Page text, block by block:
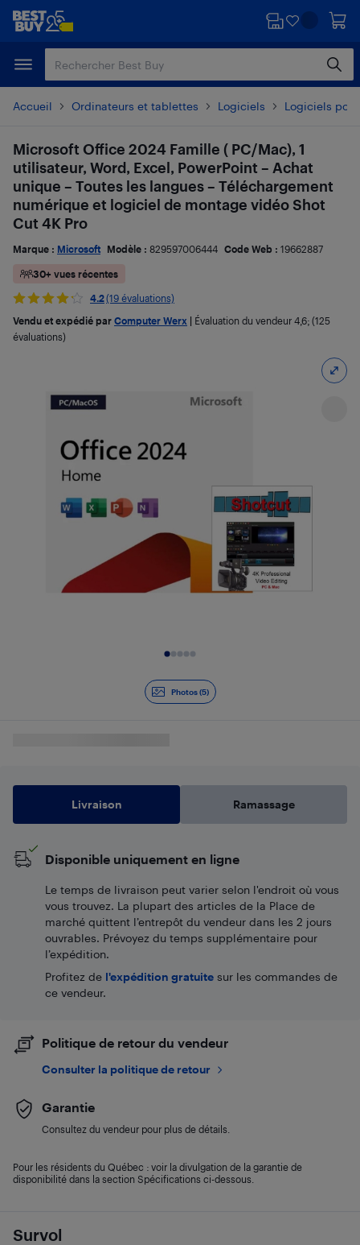
Passer
principal
Passer
Accueil Ordinateurs et tablettes Logiciels Logiciels
Photos (5)
Survol
Microsoft Office 2024 Famille ( PC/Mac), 1
utilisateur, Word, Excel, PowerPoint – Achat
unique – Toutes les langues – Téléchargement
numérique et logiciel de montage vidéo Shot
Cut 4K Pro
Marque : Microsoft Modèle : 829597006444 Code Web : 19662887
30+ vues récentes
4.2(19 évaluations)
Vendu et expédié par Computer Werx Évaluation du vendeur 4,6; (125
évaluations)
Livraison Ramassage
Disponible uniquement en ligne
Le temps de livraison peut varier selon l'endroit où vous
vous trouvez. La plupart des articles de la Place de
marché quittent l’entrepôt du vendeur dans les 2 jours
ouvrables. Prévoyez du temps supplémentaire pour
l’expédition.
Profitez de l'expédition gratuite sur les commandes de
ce vendeur.
Politique de retour du vendeur
Consulter la politique de retour
Garantie
Consultez du vendeur pour plus de détails.
Pour les résidents du Québec : voir la divulgation de la garantie de
disponibilité dans la section Spécifications ci-dessous.